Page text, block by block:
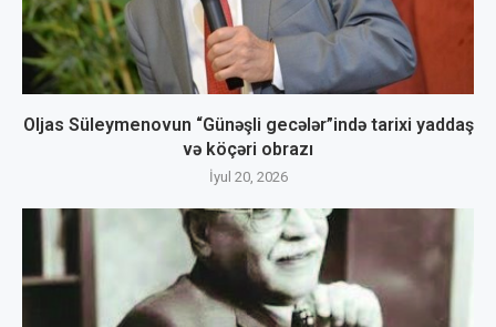
Oljas Süleymenovun “Günəşli gecələr”ində tarixi yaddaş
və köçəri obrazı
İyul 20, 2026